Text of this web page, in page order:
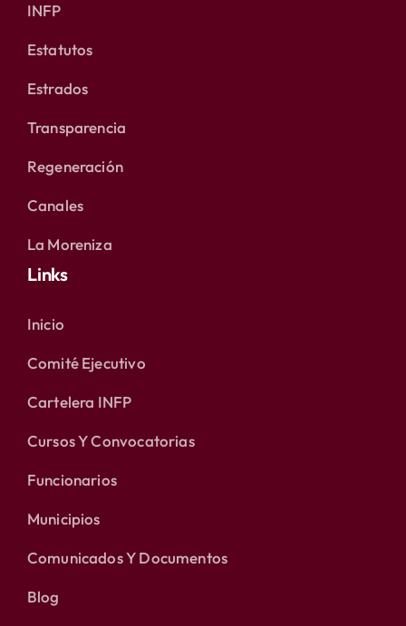
INFP
Estatutos
Estrados
Transparencia
Regeneración
Canales
La Moreniza
Links
Inicio
Comité Ejecutivo
Cartelera INFP
Cursos Y Convocatorias
Funcionarios
Municipios
Comunicados Y Documentos
Blog